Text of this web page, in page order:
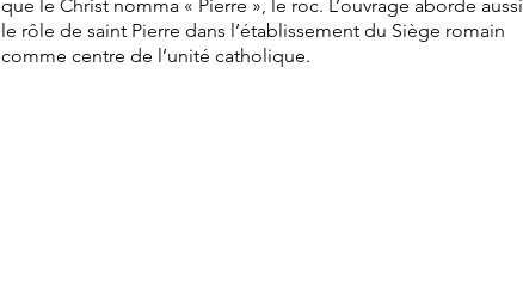
que le Christ nomma « Pierre », le roc. L’ouvrage aborde aussi
le rôle de saint Pierre dans l’établissement du Siège romain
comme centre de l’unité catholique.